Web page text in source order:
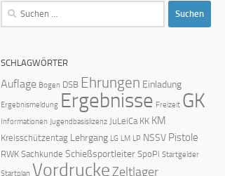
Suchen
SCHLAGWÖRTER
Auflage Bogen DSB Ehrungen Einladung
Ergebnismeldung Ergebnisse Freizeit GK
Informationen Jugendbasislizenz JuLeiCa KK KM
Kreisschützentag Lehrgang LG LM LP NSSV Pistole
RWK Sachkunde Schießsportleiter SpoPi Startgelder
Startplan VordruckeZeltlager